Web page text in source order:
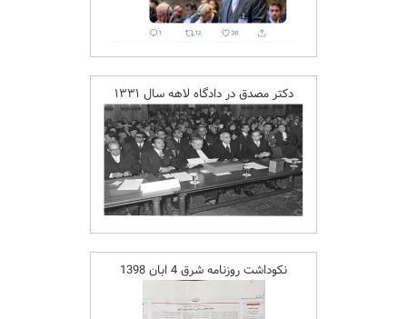
دکتر مصدق در دادگاه لاهه سال ۱۳۳۱
نکوداشت روزنامه شرق 4 ابان 1398